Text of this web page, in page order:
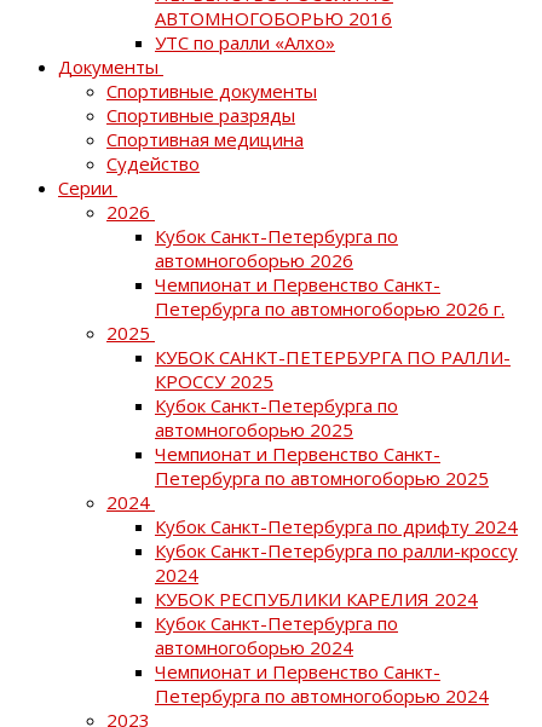
АВТОМНОГОБОРЬЮ 2016
УТС по ралли «Алхо»
Документы
Спортивные документы
Спортивные разряды
Спортивная медицина
Судейство
Серии
2026
Кубок Санкт-Петербурга по
автомногоборью 2026
Чемпионат и Первенство Санкт-
Петербурга по автомногоборью 2026 г.
2025
КУБОК САНКТ-ПЕТЕРБУРГА ПО РАЛЛИ-
КРОССУ 2025
Кубок Санкт-Петербурга по
автомногоборью 2025
Чемпионат и Первенство Санкт-
Петербурга по автомногоборью 2025
2024
Кубок Санкт-Петербурга по дрифту 2024
Кубок Санкт-Петербурга по ралли-кроссу
2024
КУБОК РЕСПУБЛИКИ КАРЕЛИЯ 2024
Кубок Санкт-Петербурга по
автомногоборью 2024
Чемпионат и Первенство Санкт-
Петербурга по автомногоборью 2024
2023